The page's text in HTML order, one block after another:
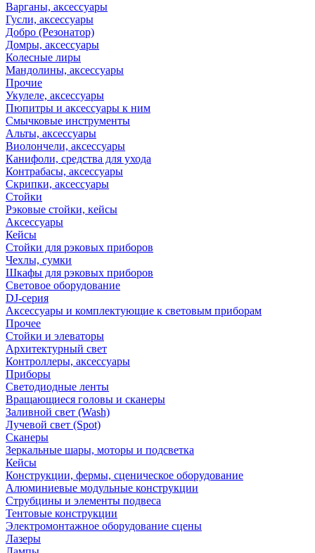
Варганы, аксессуары
Гусли, аксессуары
Добро (Резонатор)
Домры, аксессуары
Колесные лиры
Мандолины, аксессуары
Прочие
Укулеле, аксессуары
Пюпитры и аксессуары к ним
Смычковые инструменты
Альты, аксессуары
Виолончели, аксессуары
Канифоли, средства для ухода
Контрабасы, аксессуары
Скрипки, аксессуары
Стойки
Рэковые стойки, кейсы
Аксессуары
Кейсы
Стойки для рэковых приборов
Чехлы, сумки
Шкафы для рэковых приборов
Световое оборудование
DJ-серия
Аксессуары и комплектующие к световым приборам
Прочее
Стойки и элеваторы
Архитектурный свет
Контроллеры, аксессуары
Приборы
Светодиодные ленты
Вращающиеся головы и сканеры
Заливной свет (Wash)
Лучевой свет (Spot)
Сканеры
Зеркальные шары, моторы и подсветка
Кейсы
Конструкции, фермы, сценическое оборудование
Алюминиевые модульные конструкции
Струбцины и элементы подвеса
Тентовые конструкции
Электромонтажное оборудование сцены
Лазеры